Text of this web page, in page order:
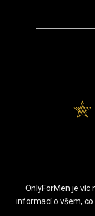
OnlyForMen je víc
informací o všem,